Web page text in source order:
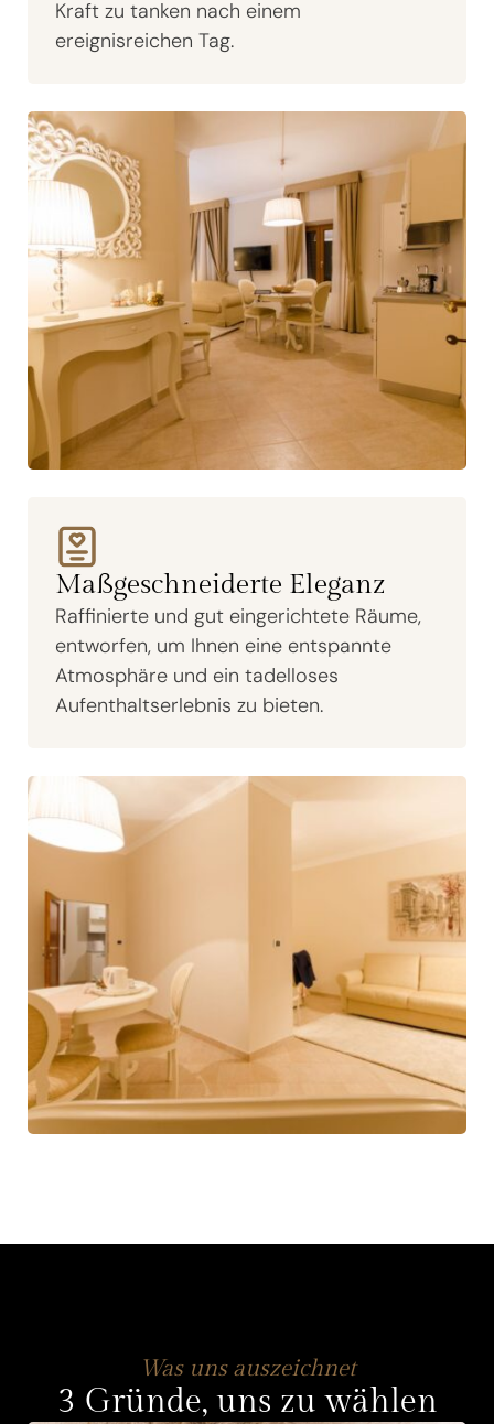
Kraft zu tanken nach einem
ereignisreichen Tag.
Maßgeschneiderte Eleganz
Raffinierte und gut eingerichtete Räume,
entworfen, um Ihnen eine entspannte
Atmosphäre und ein tadelloses
Aufenthaltserlebnis zu bieten.
Was uns auszeichnet
3 Gründe, uns zu wählen